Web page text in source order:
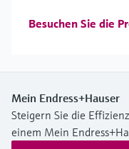
Besuchen Sie die
Mein Endress+Hauser
Steigern Sie die
einem Mein